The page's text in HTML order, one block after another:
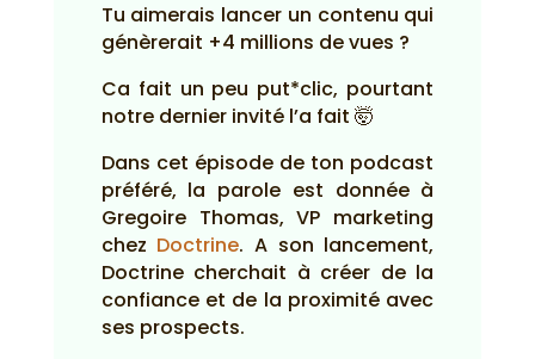
Tu aimerais lancer un contenu qui
génèrerait +4 millions de vues ?
Ca fait un peu put*clic, pourtant
notre dernier invité l’a fait 🤯
Dans cet épisode de ton podcast
préféré, la parole est donnée à
Gregoire Thomas, VP marketing
chez Doctrine. A son lancement,
Doctrine cherchait à créer de la
confiance et de la proximité avec
ses prospects.